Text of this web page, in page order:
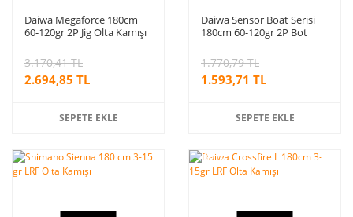
Daiwa Megaforce 180cm
60-120gr 2P Jig Olta Kamışı
2.694,85 TL
3.170,41 TL
SEPETE EKLE
Daiwa Sensor Boat Serisi
180cm 60-120gr 2P Bot
1.593,71 TL
1.770,79 TL
SEPETE EKLE
%10